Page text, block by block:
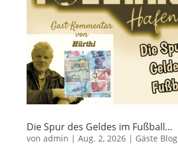
Die Spur des Geldes im Fußball…
von admin | Aug. 2, 2026| Gäste Blog